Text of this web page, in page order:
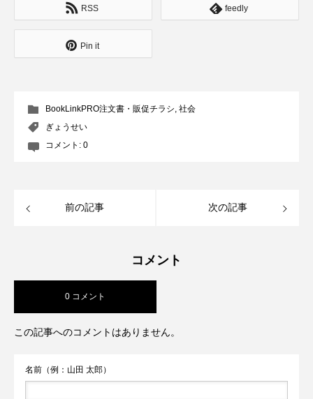
RSS feedly
Pin it
BookLinkPRO注文書・販促チラシ 社会
ぎょうせい
コメント: 0
前の記事 次の記事
コメント
0 コメント
この記事へのコメントはありません。
名前（例：山田 太郎）